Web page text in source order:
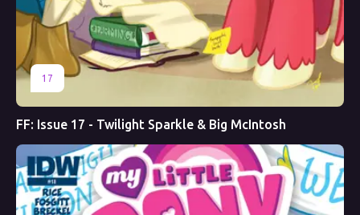
17
FF: Issue 17 - Twilight Sparkle & Big McIntosh